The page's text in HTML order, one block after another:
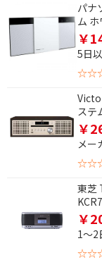
パナ
ム
￥
5日
ステ
￥
メー
東芝
￥
1～2
除外する
除外する
を除外し
価格で
対応
ワイド
ワイド